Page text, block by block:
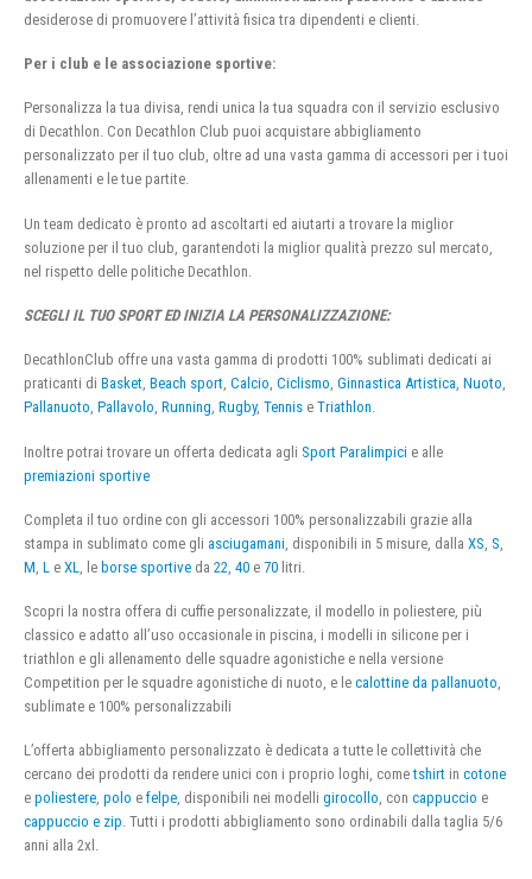
desiderose di promuovere l’attività fisica tra dipendenti e clienti.
Per i club e le associazione sportive:
Personalizza la tua divisa, rendi unica la tua squadra con il servizio esclusivo
di Decathlon. Con Decathlon Club puoi acquistare abbigliamento
personalizzato per il tuo club, oltre ad una vasta gamma di accessori per i tuoi
allenamenti e le tue partite.
Un team dedicato è pronto ad ascoltarti ed aiutarti a trovare la miglior
soluzione per il tuo club, garantendoti la miglior qualità prezzo sul mercato,
nel rispetto delle politiche Decathlon.
SCEGLI IL TUO SPORT ED INIZIA LA PERSONALIZZAZIONE:
DecathlonClub offre una vasta gamma di prodotti 100% sublimati dedicati ai
praticanti di Basket, Beach sport, Calcio, Ciclismo, Ginnastica Artistica, Nuoto,
Pallanuoto, Pallavolo, Running, Rugby, Tennis e Triathlon.
Inoltre potrai trovare un offerta dedicata agli Sport Paralimpici e alle
premiazioni sportive
Completa il tuo ordine con gli accessori 100% personalizzabili grazie alla
stampa in sublimato come gli asciugamani , disponibili in 5 misure, dalla XS S
M L e XL , le borse sportive da 22 40 e 70 litri.
Scopri la nostra offera di cuffie personalizzate, il modello in poliestere, più
classico e adatto all’uso occasionale in piscina, i modelli in silicone per i
triathlon e gli allenamento delle squadre agonistiche e nella versione
Competition per le squadre agonistiche di nuoto, e le calottine da pallanuoto,
sublimate e 100% personalizzabili
L’offerta abbigliamento personalizzato è dedicata a tutte le collettività che
cercano dei prodotti da rendere unici con i proprio loghi, cometshirt in cotone
e poliestere, polo e felpe, disponibili nei modelli girocollo, con cappuccio e
cappuccio e zip. Tutti i prodotti abbigliamento sono ordinabili dalla taglia 5/6
anni alla 2xl.